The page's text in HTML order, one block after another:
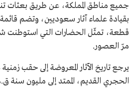
جميع مناطق المملكة، عن طريق بعثات
قطعة، تمثّل الحضارات التي استوطنت
مرّ العصور.
يرجع تاريخ الآثار المعروضة إلى حقب
الحجري القديم، الممتد إلى مليون سنة